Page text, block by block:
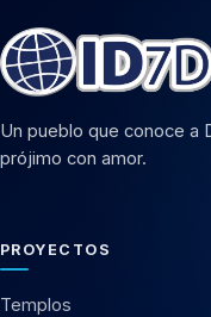
Un pueblo que conoce a
prójimo con amor.
PROYECTOS
Templos